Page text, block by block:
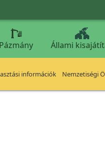
Pázmány Állami
információk Nemzetiségi